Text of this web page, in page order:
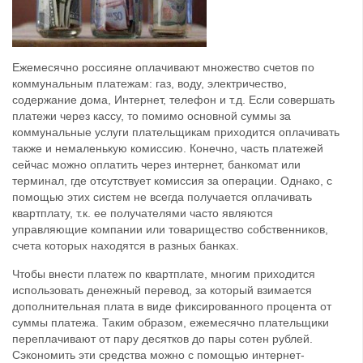
Ежемесячно россияне оплачивают множество счетов по
коммунальным платежам: газ, воду, электричество,
содержание дома, Интернет, телефон и т.д. Если совершать
платежи через кассу, то помимо основной суммы за
коммунальные услуги плательщикам приходится оплачивать
также и немаленькую комиссию. Конечно, часть платежей
сейчас можно оплатить через интернет, банкомат или
терминал, где отсутствует комиссия за операции. Однако, с
помощью этих систем не всегда получается оплачивать
квартплату, т.к. ее получателями часто являются
управляющие компании или товарищество собственников,
счета которых находятся в разных банках.
Чтобы внести платеж по квартплате, многим приходится
использовать денежный перевод, за который взимается
дополнительная плата в виде фиксированного процента от
суммы платежа. Таким образом, ежемесячно плательщики
переплачивают от пару десятков до пары сотен рублей.
Сэкономить эти средства можно с помощью интернет-